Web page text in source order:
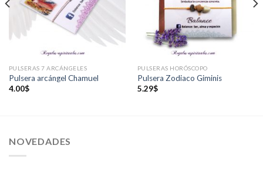
PULSERAS 7 ARCÁNGELES
Pulsera arcángel Chamuel
4.00$
PULSERAS HORÓSCOPO
Pulsera Zodiaco Giminis
5.29$
NOVEDADES